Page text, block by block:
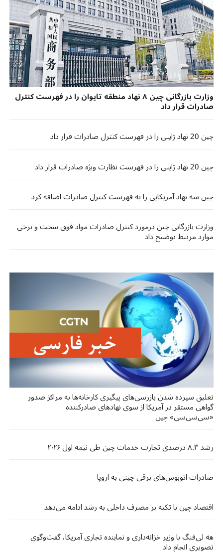
وزارت بازرگانی چین ۸ نهاد منطقه تایوان را در فهرست کنترل
صادرات قرار داد​​
چین 20 نهاد ژاپنی را در فهرست کنترل صادرات قرار داد
چین 20 نهاد ژاپنی را در فهرست نظارت ویژه صادرات قرار داد
چین سه نهاد آمریکایی را به فهرست کنترل صادرات اضافه کرد
وزارت بازرگانی چین درمورد کنترل صادرات مواد فوق سخت و برخی
موارد مرتبط توضیح داد
تعلیق سپرده شدن بازرسی‌های پیگیری کارخانه‌ها به مراکز صدور
گواهی مستقر در آمریکا از سوی نهادهای صادرکننده
«سی‌سی‌سی» چین
رشد ۸.۳ درصدی تجارت خدمات چین طی نیمه اول ۲۰۲۶
صادرات اتوبوس‌های برقی چینی به اروپا
اقتصاد چین با تکیه بر مصرف داخلی به رشد ادامه می‌دهد
هه لی‌فنگ با وزیر خزانه‌داری و نماینده تجاری آمریکا، گفت‌وگوی
تصویری انجام داد